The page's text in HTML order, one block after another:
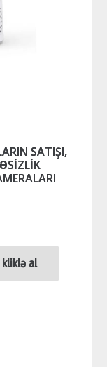
SATIŞI,
kliklə al